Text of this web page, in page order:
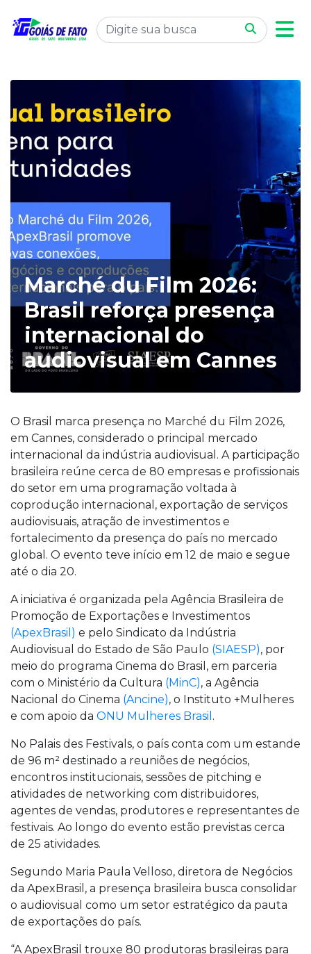
Marché du Film 2026:
Brasil reforça presença
internacional do
audiovisual em Cannes
O Brasil marca presença no Marché du Film 2026,
em Cannes, considerado o principal mercado
internacional da indústria audiovisual. A participação
brasileira reúne cerca de 80 empresas e profissionais
do setor em uma programação voltada à
coprodução internacional, exportação de serviços
audiovisuais, atração de investimentos e
fortalecimento da presença do país no mercado
global. O evento teve início em 12 de maio e segue
até o dia 20.
A iniciativa é organizada pela Agência Brasileira de
Promoção de Exportações e Investimentos
(ApexBrasil) e pelo Sindicato da Indústria
Audiovisual do Estado de São Paulo (SIAESP), por
meio do programa Cinema do Brasil, em parceria
com o Ministério da Cultura (MinC), a Agência
Nacional do Cinema (Ancine), o Instituto +Mulheres
e com apoio da ONU Mulheres Brasil .
No Palais des Festivals, o país conta com um estande
de 96 m² destinado a reuniões de negócios,
encontros institucionais, sessões de pitching e
atividades de networking com distribuidores,
agentes de vendas, produtores e representantes de
festivais. Ao longo do evento estão previstas cerca
de 25 atividades.
Segundo Maria Paula Velloso, diretora de Negócios
da ApexBrasil, a presença brasileira busca consolidar
o audiovisual como um setor estratégico da pauta
de exportações do país.
“A ApexBrasil trouxe 80 produtoras brasileiras para